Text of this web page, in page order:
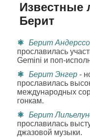
Известные
Берит
Берит
прославилась
Gemini и поп-
Берит Энгер -
прославилась
международных
гонкам.
Берит
прославилась
джазовой музыки.